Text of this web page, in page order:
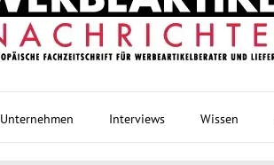
Unternehmen Interviews Wissen